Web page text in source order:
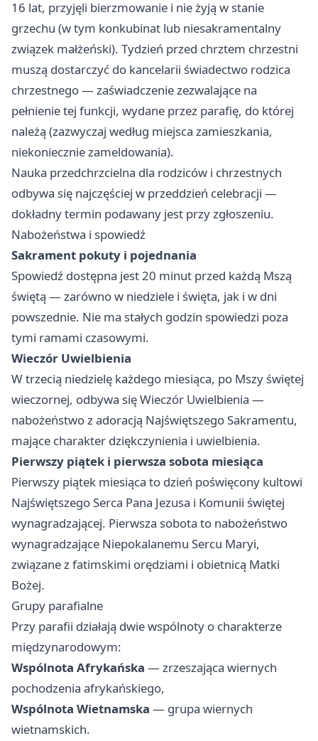
16 lat, przyjęli bierzmowanie i nie żyją w stanie
grzechu (w tym konkubinat lub niesakramentalny
związek małżeński). Tydzień przed chrztem chrzestni
muszą dostarczyć do kancelarii świadectwo rodzica
chrzestnego — zaświadczenie zezwalające na
pełnienie tej funkcji, wydane przez parafię, do której
należą (zazwyczaj według miejsca zamieszkania,
niekoniecznie zameldowania).
Nauka przedchrzcielna dla rodziców i chrzestnych
odbywa się najczęściej w przeddzień celebracji —
dokładny termin podawany jest przy zgłoszeniu.
Nabożeństwa i spowiedź
Sakrament pokuty i pojednania
Spowiedź dostępna jest 20 minut przed każdą Mszą
świętą — zarówno w niedziele i święta, jak i w dni
powszednie. Nie ma stałych godzin spowiedzi poza
tymi ramami czasowymi.
Wieczór Uwielbienia
W trzecią niedzielę każdego miesiąca, po Mszy świętej
wieczornej, odbywa się Wieczór Uwielbienia —
nabożeństwo z adoracją Najświętszego Sakramentu,
mające charakter dziękczynienia i uwielbienia.
Pierwszy piątek i pierwsza sobota miesiąca
Pierwszy piątek miesiąca to dzień poświęcony kultowi
Najświętszego Serca Pana Jezusa i Komunii świętej
wynagradzającej. Pierwsza sobota to nabożeństwo
wynagradzające Niepokalanemu Sercu Maryi,
związane z fatimskimi orędziami i obietnicą Matki
Bożej.
Grupy parafialne
Przy parafii działają dwie wspólnoty o charakterze
międzynarodowym:
Wspólnota Afrykańska — zrzeszająca wiernych
pochodzenia afrykańskiego,
Wspólnota Wietnamska — grupa wiernych
wietnamskich.